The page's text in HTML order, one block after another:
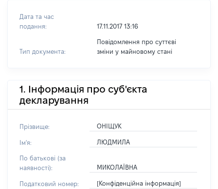
Дата та час
подання:
17.11.2017 13:16
Тип документа:
Повідомлення про суттєві
зміни y майновому стані
1. Інформація про суб'єкта
декларування
Прізвище: ОНІЩУК
Ім'я: ЛЮДМИЛА
По батькові (за
наявності):
МИКОЛАЇВНА
Податковий номер: [Конфіденційна інформація]